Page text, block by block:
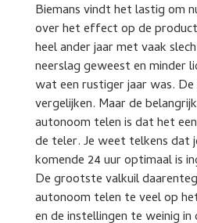
Biemans vindt het lastig om
over het effect op de
heel ander jaar met vaak
neerslag geweest en minder
wat een rustiger jaar was.
vergelijken. Maar de
autonoom telen is dat het
de teler. Je weet telkens dat
komende 24 uur optimaal is
De grootste valkuil
autonoom telen te veel op
en de instellingen te weinig